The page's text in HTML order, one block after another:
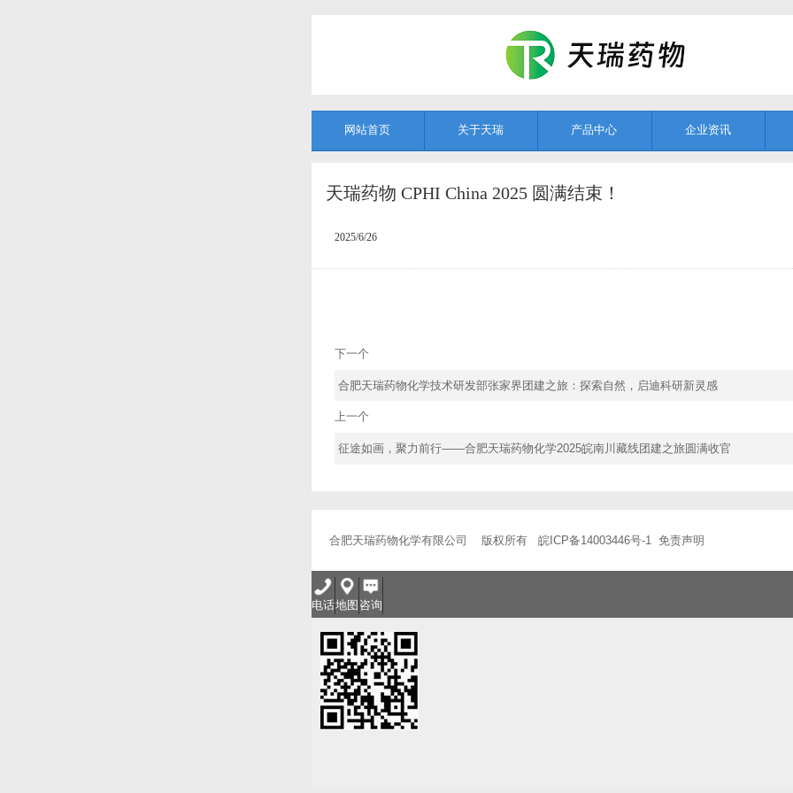
网站首页 关于天瑞 产品中心 企业资讯
天瑞药物 CPHI China 2025 圆满结束！
2025/6/26
下一个
合肥天瑞药物化学技术研发部张家界团建之旅：探索自然，启迪科研新灵感
上一个
征途如画，聚力前行——合肥天瑞药物化学2025皖南川藏线团建之旅圆满收官
合肥天瑞药物化学有限公司 版权所有 皖ICP备14003446号-1 免责声明
电话地图 咨询